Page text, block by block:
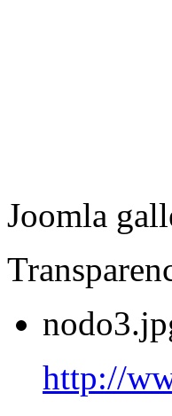
Joomla
http://